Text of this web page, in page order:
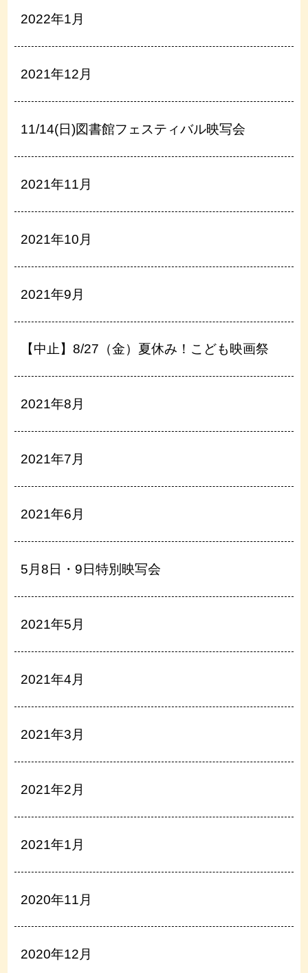
2022年1月
2021年12月
11/14(日)図書館フェスティバル映写会
2021年11月
2021年10月
2021年9月
【中止】8/27（金）夏休み！こども映画祭
2021年8月
2021年7月
2021年6月
5月8日・9日特別映写会
2021年5月
2021年4月
2021年3月
2021年2月
2021年1月
2020年11月
2020年12月